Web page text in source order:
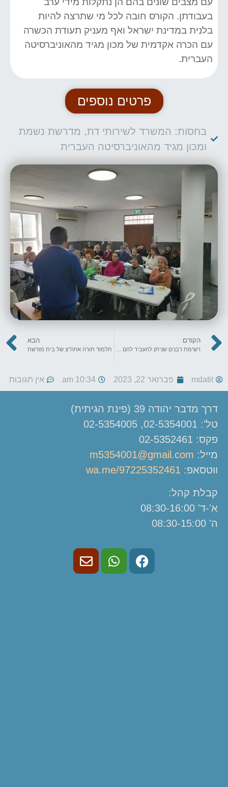
בעבודתן. הקורס חובה לכל מי שתרצה להיות
בלנית במדינת ישראל ואף מעניק תעודת הכשרה
עם הכרה אקדמית של מכון מגיד מהאוניברסיטה
העברית.
פרטים נוספים
בחסות: המשרד לשירותי דת, מדרשת נשמת
ומכון מגיד מהאוניברסיטה העברית
הקודם הבא
תלמוד תורה אחה"צ של בית מורשת
mdatit פברואר 22, 2023 10:34 am אין תגובות
דרך מדבר יהודה 39 (פינת הגיתית)
טל': 02-5354001, 02-5354005
פקס: 02-5352461
מייל: m5354001@gmail.com
ווטסאפ: wa.me/97225352461
קבלת קהל:
א'-ד' 08:30-16:00
ה' 08:30-15:00